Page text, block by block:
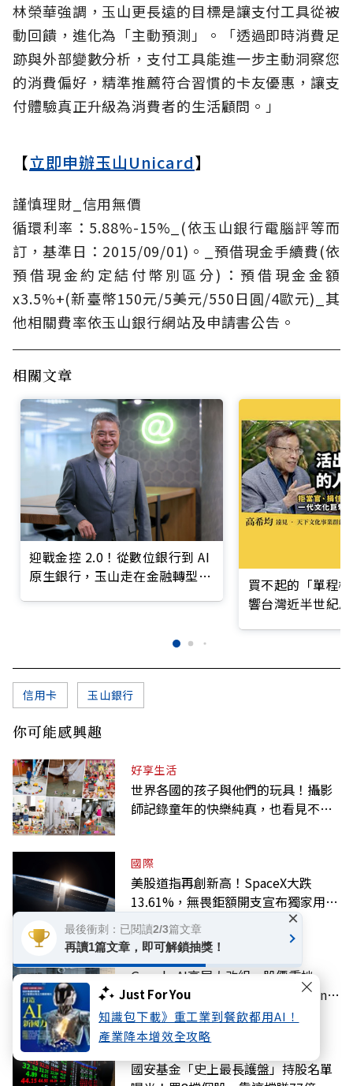
Just For You
知識包下載》重工業到餐飲都用AI！
產業降本增效全攻略
林榮華強調，玉山更長遠的目標是讓支付工具從被
動回饋，進化為「主動預測」。「透過即時消費足
跡與外部變數分析，支付工具能進一步主動洞察您
的消費偏好，精準推薦符合習慣的卡友優惠，讓支
付體驗真正升級為消費者的生活顧問。」
【立即申辦玉山Unicard】
謹慎理財_信用無價
循環利率：5.88%-15%_(依玉山銀行電腦評等而
訂，基準日：2015/09/01)。_預借現金手續費(依
預借現金約定結付幣別區分)：預借現金金額
x3.5%+(新臺幣150元/5美元/550日圓/4歐元)_其
他相關費率依玉山銀行網站及申請書公告。
相關文章
迎戰金控 2.0！從數位銀行到 AI
原生銀行，玉山走在金融轉型最
買不起的「單程
響台灣近半世紀
信用卡 玉山銀行
你可能感興趣
好享生活
世界各國的孩子與他們的玩具！攝影
師記錄童年的快樂純真，也看見不同
國際
美股道指再創新高！SpaceX大跌
13.61%，無畏鉅額開支宣布獨家用輝
達
科技
Google AI高層大改組，股價重挫
4%！哈薩比斯轉任董事長、Gemini
大將離職
國安基金「史上最長護盤」持股名單
最後衝刺：已閱讀2/3篇文章
再讀1篇文章，即可解鎖抽獎！
×